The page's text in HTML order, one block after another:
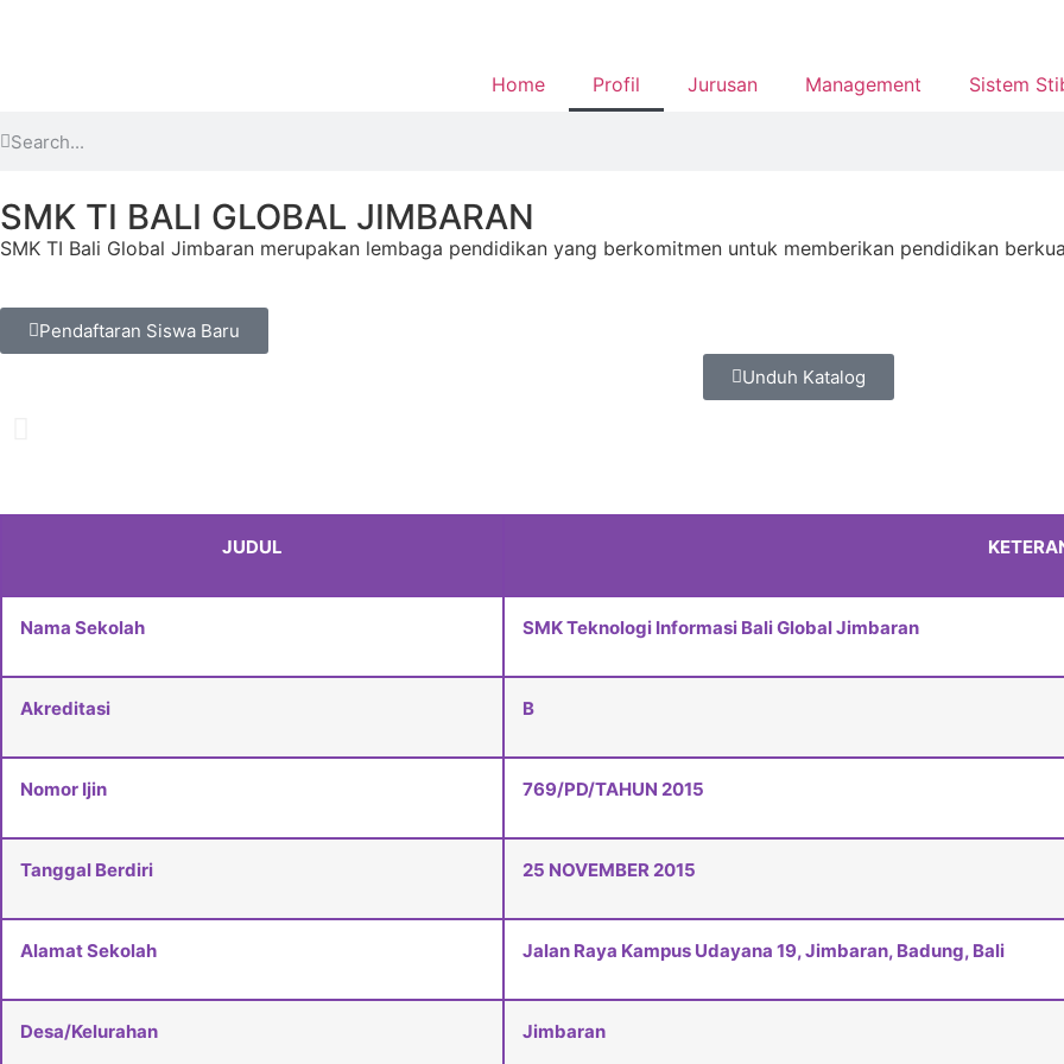
Home Profil Jurusan Management Sistem
SMK TI BALI GLOBAL JIMBARAN
SMK TI Bali Global Jimbaran merupakan lembaga pendidikan yang berkomitmen untuk memberikan pendidikan
Pendaftaran Siswa Baru
Unduh Katalog
JUDUL
Nama Sekolah SMK Teknologi Informasi Bali Global Jimbaran
Akreditasi B
Nomor Ijin 769/PD/TAHUN 2015
Tanggal Berdiri 25 NOVEMBER 2015
Alamat Sekolah Jalan Raya Kampus Udayana 19, Jimbaran, Badung, Bali
Desa/Kelurahan Jimbaran